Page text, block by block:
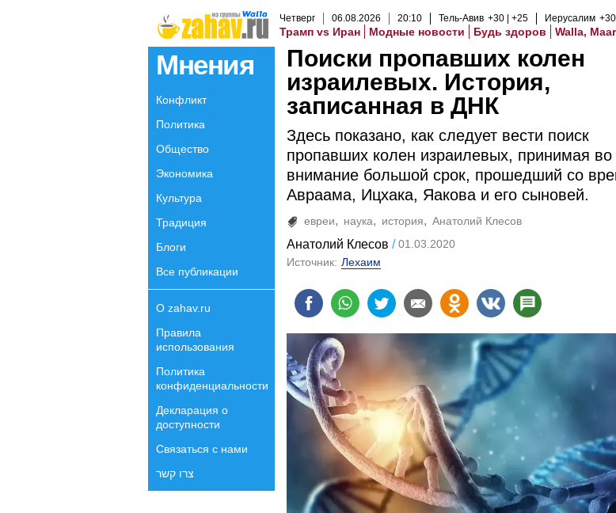
Четверг 06.08.2026 20:10 Тель-Авив +30 +25 Иерусалим +30
Трамп vs Иран Модные новости Будь здоров Walla,
Мнения
Конфликт
Политика
Общество
Экономика
Культура
Традиция
Блоги
Все публикации
О zahav.ru
Правила
использования
Политика
конфиденциальности
Декларация о
доступности
Связаться с нами
צרו קשר
Поиски пропавших колен
израилевых. История,
записанная в ДНК
Здесь показано, как следует вести поиск
пропавших колен израилевых, принимая во
внимание большой срок, прошедший со
Авраама, Ицхака, Яакова и его сыновей.
евреи наука история Анатолий Клесов
Анатолий Клесов
01.03.2020
Источник: Лехаим